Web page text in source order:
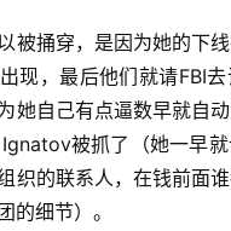
被捅穿，是因为她的下
现，最后他们就请FBI
她自己有点逼数早就自
被抓了（她一早
织的联系人，在钱前面
的细节）。